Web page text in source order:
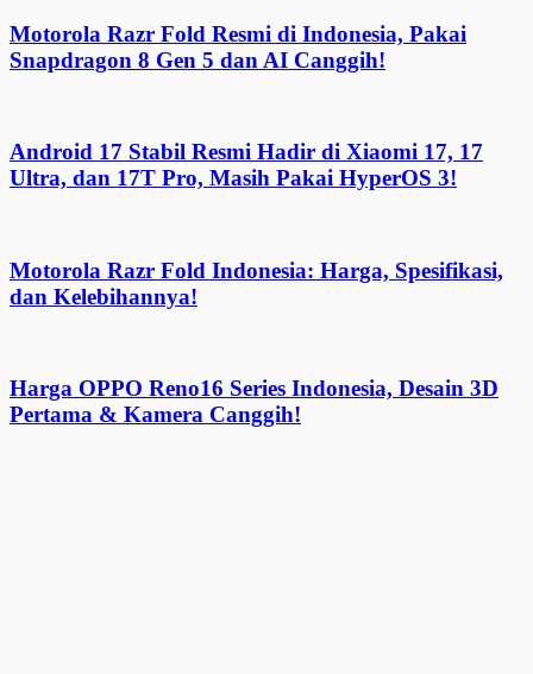
Motorola Razr Fold Resmi di Indonesia, Pakai
Snapdragon 8 Gen 5 dan AI Canggih!
Android 17 Stabil Resmi Hadir di Xiaomi 17, 17
Ultra, dan 17T Pro, Masih Pakai HyperOS 3!
Motorola Razr Fold Indonesia: Harga, Spesifikasi,
dan Kelebihannya!
Harga OPPO Reno16 Series Indonesia, Desain 3D
Pertama & Kamera Canggih!